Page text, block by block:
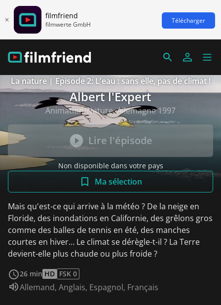
filmfriend
filmwerte GmbH Télécharger
La nature | Episode 2: L'eau : sans elle, pas de climat !
Albert l'Expert
Animation/Nature, Allemagne 1997
Lire l'épisode
Non disponible dans votre pays
Ma sélection
Mais qu'est-ce qui arrive à la météo ? De la neige en
Floride, des inondations en Californie, des grêlons gros
comme des balles de tennis en été, des manches
courtes en hiver… Le climat se dérègle-t-il ? La Terre
devient-elle plus chaude ou plus froide ?
26 min HD FSK 0
Audio :
Allemand, Anglais, Espagnol, Français